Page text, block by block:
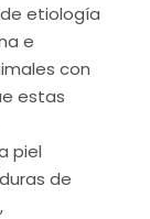
etiología
e
con
estas
piel
de